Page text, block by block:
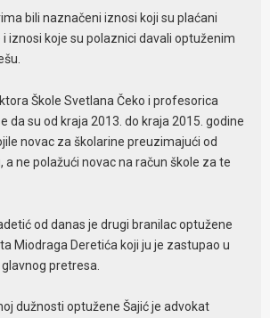
bili naznačeni iznosi koji su plaćani
i iznosi koje su polaznici davali optuženim
Škole Svetlana Čeko i profesorica
da su od kraja 2013. do kraja 2015. godine
novac za školarine preuzimajući od
a ne polažući novac na račun škole za te
od danas je drugi branilac optužene
Miodraga Deretića koji ju je zastupao u
pretresa.
dužnosti optužene Šajić je advokat